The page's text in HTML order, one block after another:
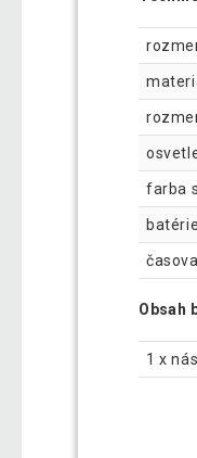
farba
Obsah
1 x